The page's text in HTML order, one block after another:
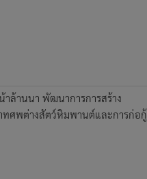
าล้านนา พัฒนาการการสร้าง
ทศพต่างสัตว์หิมพานต์และการก่อกู้